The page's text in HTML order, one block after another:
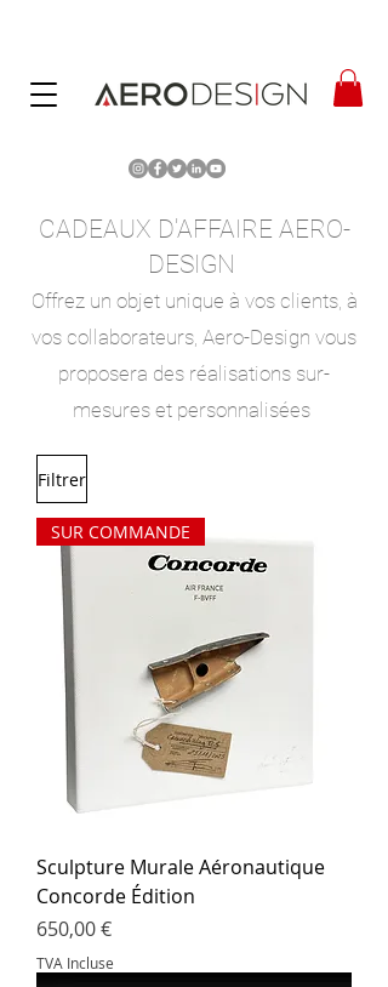
CADEAUX D'AFFAIRE AERO-
DESIGN
Offrez un objet unique à vos clients, à
vos collaborateurs, Aero-Design vous
proposera des réalisations sur-
mesures et personnalisées
Filtrer
SUR COMMANDE
Sculpture Murale Aéronautique
Concorde Édition
Prix
650,00 €
TVA Incluse